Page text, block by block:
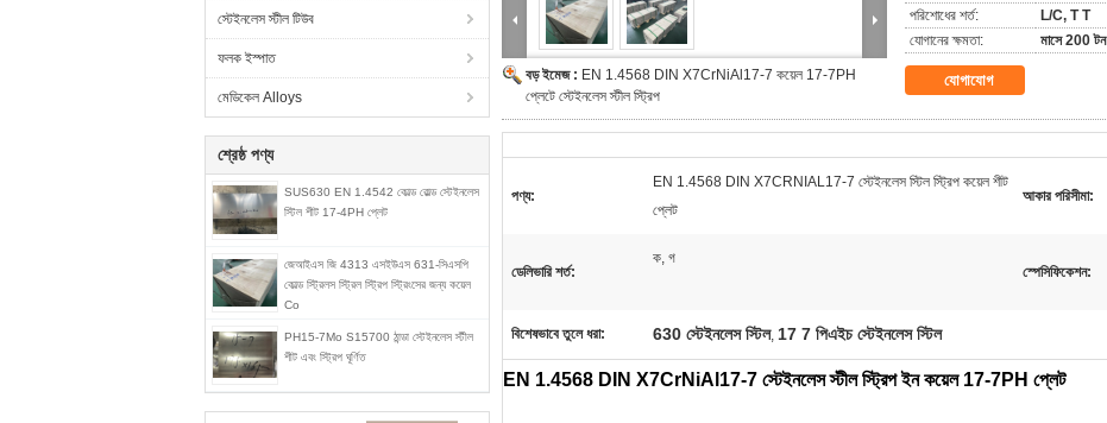
স্টেইনলেস স্টীল টিউব
ফলক ইস্পাত
মেডিকেল Alloys
শ্রেষ্ঠ পণ্য
SUS630 EN 1.4542 কোল্ড রোল্ড স্টেইনলেস
স্টিল শীট 17-4PH প্লেট
জেআইএস জি 4313 এসইউএস 631-সিএসপি
কোল্ড স্ট্রিলস স্ট্রিল স্ট্রিপ স্ট্রিংসের জন্য কয়েল
Co
PH15-7Mo S15700 ঠান্ডা স্টেইনলেস স্টীল
শীট এবং স্ট্রিপ ঘূর্ণিত
বড় ইমেজ : EN 1.4568 DIN X7CrNiAl17-7 কয়েল 17-7PH
প্লেটে স্টেইনলেস স্টীল স্ট্রিপ
পরিশোধের শর্ত:
L/C, T T
যোগানের ক্ষমতা:
মাসে 200 টন
যোগাযোগ
পণ্য:
EN 1.4568 DIN X7CRNIAL17-7 স্টেইনলেস স্টিল স্ট্রিপ কয়েল শীট
প্লেট
আকার পরিসীমা:
ডেলিভারি শর্ত:
ক, গ
স্পেসিফিকেশন:
বিশেষভাবে তুলে ধরা: 630 স্টেইনলেস স্টিল, 17 7 পিএইচ স্টেইনলেস স্টিল
EN 1.4568 DIN X7CrNiAl17-7 স্টেইনলেস স্টীল স্ট্রিপ ইন কয়েল 17-7PH প্লেট